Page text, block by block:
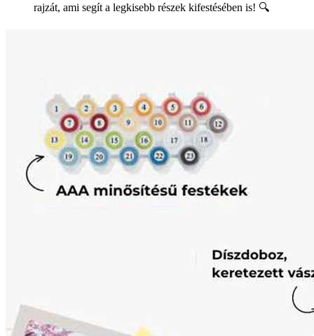
rajzát, ami segít a legkisebb részek kifestésében is! 🔍